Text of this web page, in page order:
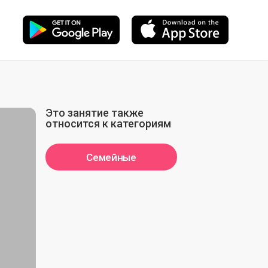
Это занятие также
относится к категориям
Семейные